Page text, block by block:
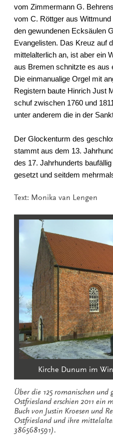
vom Zimmermann G.
vom C. Röttger aus
den gewundenen Ecksäulen
Evangelisten. Das Kreuz auf
mittelalterlich an, ist aber ein
aus Bremen schnitzte es aus
Die einmanualige Orgel mit
Registern baute Hinrich Just
schuf zwischen 1760 und
unter anderem die in der
Der Glockenturm des
stammt aus dem 13.
des 17. Jahrhunderts
gesetzt und seitdem
Text: Monika van Lengen
Kirche Dunum im
Über die 125 romanischen und
Ostfriesland erschien 2011 ein
Buch von Justin Kroesen und
Ostfriesland und ihre
3865681591).